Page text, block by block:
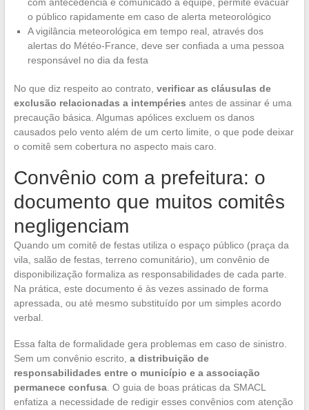
o público rapidamente em caso de alerta meteorológico
A vigilância meteorológica em tempo real, através dos
alertas do Météo-France, deve ser confiada a uma pessoa
responsável no dia da festa
No que diz respeito ao contrato, verificar as cláusulas de
exclusão relacionadas a intempéries antes de assinar é uma
precaução básica. Algumas apólices excluem os danos
causados pelo vento além de um certo limite, o que pode deixar
o comitê sem cobertura no aspecto mais caro.
Convênio com a prefeitura: o
documento que muitos comitês
negligenciam
Quando um comitê de festas utiliza o espaço público (praça da
vila, salão de festas, terreno comunitário), um convênio de
disponibilização formaliza as responsabilidades de cada parte.
Na prática, este documento é às vezes assinado de forma
apressada, ou até mesmo substituído por um simples acordo
verbal.
Essa falta de formalidade gera problemas em caso de sinistro.
Sem um convênio escrito, a distribuição de
responsabilidades entre o município e a associação
permanece confusa. O guia de boas práticas da SMACL
enfatiza a necessidade de redigir esses convênios com atenção